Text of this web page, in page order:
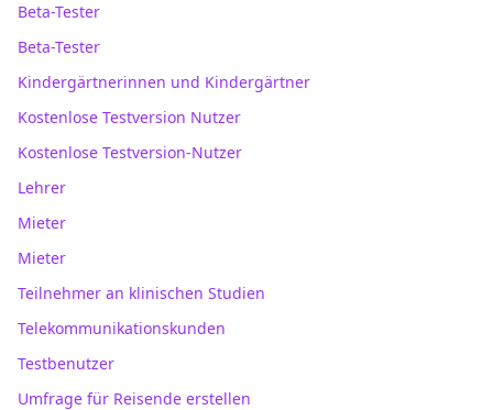
Beta-Tester
Beta-Tester
Kindergärtnerinnen und Kindergärtner
Kostenlose Testversion Nutzer
Kostenlose Testversion-Nutzer
Lehrer
Mieter
Mieter
Teilnehmer an klinischen Studien
Telekommunikationskunden
Testbenutzer
Umfrage für Reisende erstellen